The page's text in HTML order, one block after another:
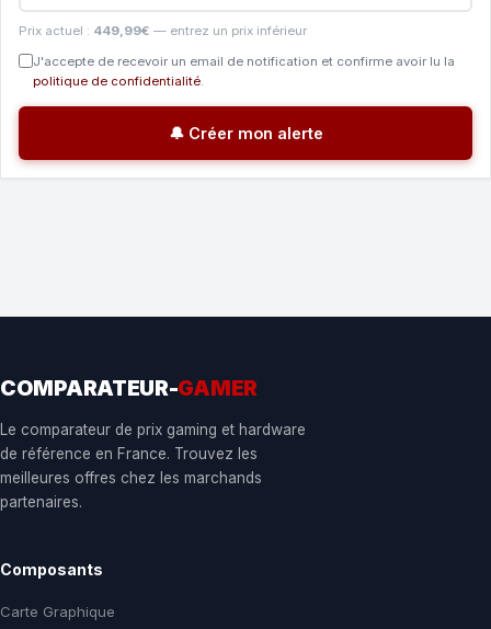
Prix actuel : 449,99€ — entrez un prix inférieur
J'accepte de recevoir un email de notification et confirme avoir lu la
politique de confidentialité.
🔔 Créer mon alerte
COMPARATEUR-GAMER
Le comparateur de prix gaming et hardware
de référence en France. Trouvez les
meilleures offres chez les marchands
partenaires.
Composants
Carte Graphique